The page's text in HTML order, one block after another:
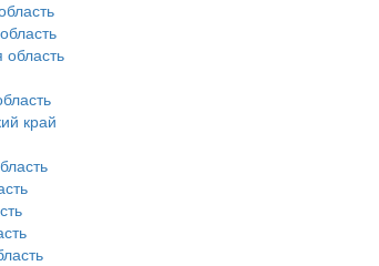
область
край